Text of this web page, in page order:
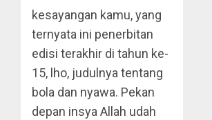
kesayangan kamu, yang
ternyata ini penerbitan
edisi terakhir di tahun ke-
15, lho, judulnya tentang
bola dan nyawa. Pekan
depan insya Allah udah